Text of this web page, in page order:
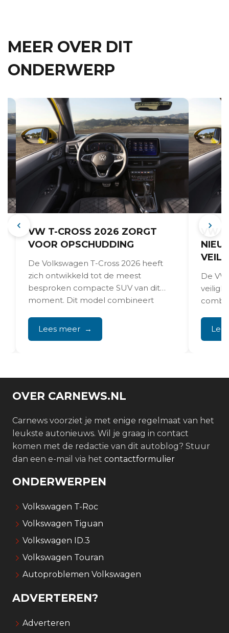
MEER OVER DIT
ONDERWERP
VW T-CROSS 2026 ZORGT
VOOR OPSCHUDDING
De Volkswagen T-Cross 2026 heeft
zich ontwikkeld tot de meest
besproken compacte SUV van dit
moment. Dit model combineert
Lees meer
VW
De
Assist,...
OVER CARNEWS.NL
Carnews voorziet je met enige regelmaat van het
leukste autonieuws. Wil je graag in contact
komen met de redactie van dit autoblog? Stuur
dan een e-mail via het contactformulier
ONDERWERPEN
Volkswagen T-Roc
Volkswagen Tiguan
Volkswagen ID.3
Volkswagen Touran
Autoproblemen Volkswagen
ADVERTEREN?
Adverteren